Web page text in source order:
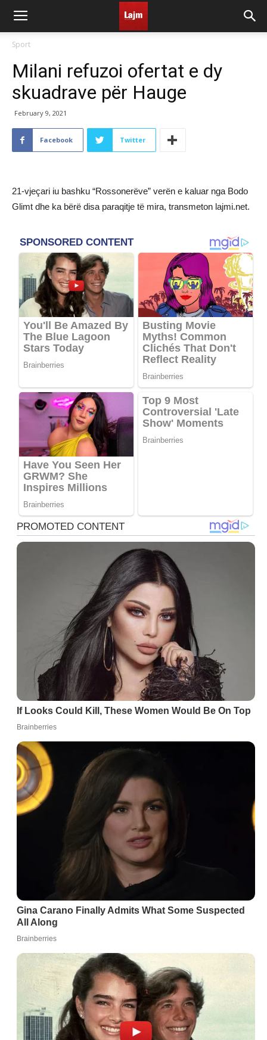
Sport
Milani refuzoi ofertat e dy
skuadrave për Hauge
February 9, 2021
Facebook Twitter
21-vjeçari iu bashku “Rossonerëve” verën e kaluar nga Bodo
Glimt dhe ka bërë disa paraqitje të mira, transmeton lajmi.net.